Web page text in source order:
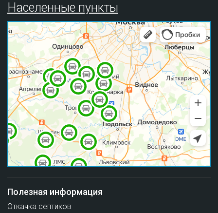
Населенные пункты
Полезная информация
Откачка септиков